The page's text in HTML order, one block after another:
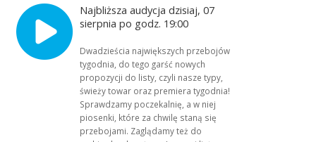
Najbliższa audycja dzisiaj, 07
sierpnia po godz. 19:00
Dwadzieścia największych przebojów
tygodnia, do tego garść nowych
propozycji do listy, czyli nasze typy,
świeży towar oraz premiera tygodnia!
Sprawdzamy poczekalnię, a w niej
piosenki, które za chwilę staną się
przebojami. Zaglądamy też do